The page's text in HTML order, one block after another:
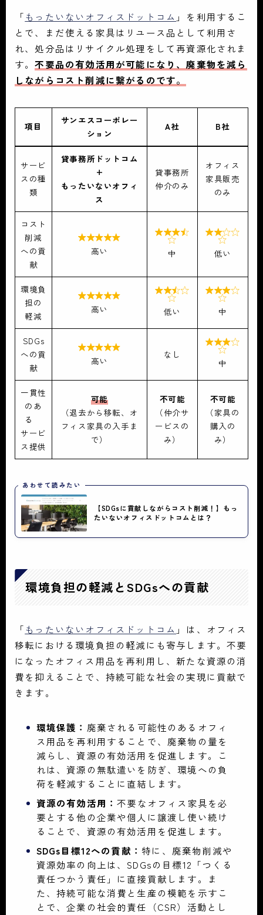
「もったいないオフィスドットコム 」を利用するこ
とで、まだ使える家具はリユース品として利用さ
れ、処分品はリサイクル処理をして再資源化されま
す。不要品の有効活用が可能になり、廃棄物を減ら
しながらコスト削減に繋がるのです。
項目
サンエスコーポレー
ション
A社 B社
サービ
スの種
類
貸事務所ドットコム
+
もったいないオフィ
ス
貸事務所
仲介のみ
オフィス
家具販売
のみ
コスト
削減
への貢
献

高い


中


低い
環境負
担の
軽減

高い


低い


中
SDGs
への貢
献

高い
なし


中
一貫性
のあ
る
サービ
ス提供
可能
（退去から移転、オ
フィス家具の入手ま
で）
不可能
（仲介サ
ービスの
み）
不可能
（家具の
購入の
み）
あわせて読みたい
【SDGsに貢献しながらコスト削減！】もっ
たいないオフィスドットコムとは？
環境負担の軽減とSDGsへの貢献
「もったいないオフィスドットコム 」は、オフィス
移転における環境負担の軽減にも寄与します。不要
になったオフィス用品を再利用し、新たな資源の消
費を抑えることで、持続可能な社会の実現に貢献で
きます。
環境保護： 廃棄される可能性のあるオフィ
ス用品を再利用することで、廃棄物の量を
減らし、資源の有効活用を促進します。こ
れは、資源の無駄遣いを防ぎ、環境への負
荷を軽減することに直結します。
資源の有効活用：不要なオフィス家具を必
要とする他の企業や個人に譲渡し使い続け
ることで、資源の有効活用を促進します。
SDGs目標12への貢献： 特に、廃棄物削減や
資源効率の向上は、SDGsの目標12「つくる
責任つかう責任」に直接貢献します。ま
た、持続可能な消費と生産の模範を示すこ
とで、企業の社会的責任（CSR）活動とし